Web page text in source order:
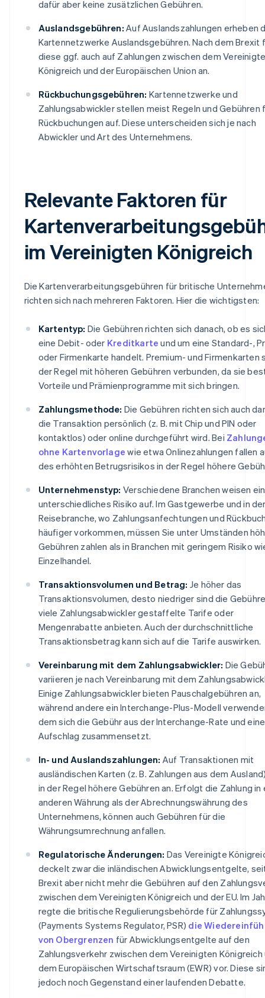
dafür aber keine zusätzlichen Gebühren.
Auslandsgebühren: Auf Auslandszahlungen erheben
Kartennetzwerke Auslandsgebühren. Nach dem Brexit
diese ggf. auch auf Zahlungen zwischen dem
Königreich und der Europäischen Union an.
Rückbuchungsgebühren: Kartennetzwerke und
Zahlungsabwickler stellen meist Regeln und Gebühren
Rückbuchungen auf. Diese unterscheiden sich je nach
Abwickler und Art des Unternehmens.
Relevante Faktoren für
im Vereinigten Königreich
Die Kartenverarbeitungsgebühren für britische
richten sich nach mehreren Faktoren. Hier die wichtigsten:
Kartentyp: Die Gebühren richten sich danach, ob es
eine Debit- oder Kreditkarte und um eine Standard-,
oder Firmenkarte handelt. Premium- und Firmenkarten
der Regel mit höheren Gebühren verbunden, da sie
Vorteile und Prämienprogramme mit sich bringen.
Zahlungsmethode: Die Gebühren richten sich auch
die Transaktion persönlich (z. B. mit Chip und PIN oder
kontaktlos) oder online durchgeführt wird. Bei
ohne Kartenvorlage wie etwa Onlinezahlungen fallen
des erhöhten Betrugsrisikos in der Regel höhere
Unternehmenstyp: Verschiedene Branchen weisen ein
unterschiedliches Risiko auf. Im Gastgewerbe und in
Reisebranche, wo Zahlungsanfechtungen und
häufiger vorkommen, müssen Sie unter Umständen
Gebühren zahlen als in Branchen mit geringem Risiko
Einzelhandel.
Transaktionsvolumen und Betrag: Je höher das
Transaktionsvolumen, desto niedriger sind die
viele Zahlungsabwickler gestaffelte Tarife oder
Mengenrabatte anbieten. Auch der durchschnittliche
Transaktionsbetrag kann sich auf die Tarife auswirken.
Vereinbarung mit dem Zahlungsabwickler: Die
variieren je nach Vereinbarung mit dem
Einige Zahlungsabwickler bieten Pauschalgebühren an,
während andere ein Interchange-Plus-Modell
dem sich die Gebühr aus der Interchange-Rate und
Aufschlag zusammensetzt.
In- und Auslandszahlungen: Auf Transaktionen mit
ausländischen Karten (z. B. Zahlungen aus dem
in der Regel höhere Gebühren an. Erfolgt die Zahlung in
anderen Währung als der Abrechnungswährung des
Unternehmens, können auch Gebühren für die
Währungsumrechnung anfallen.
Regulatorische Änderungen: Das Vereinigte
deckelt zwar die inländischen Abwicklungsentgelte,
Brexit aber nicht mehr die Gebühren auf den
zwischen dem Vereinigten Königreich und der EU. Im
regte die britische Regulierungsbehörde für
(Payments Systems Regulator, PSR) die
von Obergrenzen für Abwicklungsentgelte auf den
Zahlungsverkehr zwischen dem Vereinigten Königreich
dem Europäischen Wirtschaftsraum (EWR) vor. Diese
jedoch noch Gegenstand einer laufenden Debatte.